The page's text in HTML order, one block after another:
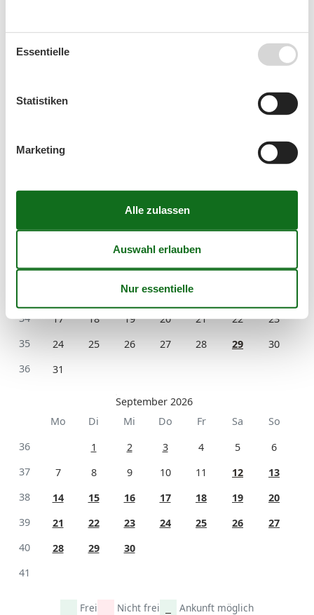
Mi Do
32
3 4 5 6 7 8
9
12 13
34
17 18 19 20 21 22
23
35
24 25 26 27 28 29
30
36
31
September 2026
Mo
Di Mi Do Fr Sa
So
36
1 2 3 4 5
6
37
7 8 9 10 11 12
13
38
14 15 16 17 18 19
20
39
21 22 23 24 25 26
27
40
28 29
30
41
Frei Nicht frei Ankunft möglich
Essentielle
Statistiken
Marketing